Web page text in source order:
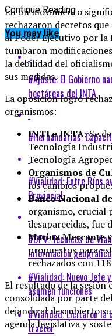
En un movimiento
rechazaron decretos
al Poder Ejecutivo por la
tumbaron
la debilidad del
sus medidas.
La oposición logró
organismos:
INTI e INTA: Se
Tecnología
Tecnología
Organismos de
los cambios
Banco Nacional
organismo, crucial
desaparecidas, fue
Marina Mercante
propuestos para
rechazados con
El resultado de la sesión
consolidada por parte
dejando al descubierto
agenda legislativa y
Continue Reading
You may like
#Ajuste: El Gobierno
hectáreas del INTA
#Hernandarias:
#Vialidad: Entre Ríos
Provincial
#DPV: Técnicos de
información geográfico
#Vialidad: Nuevo Jefe
asumen funciones
#Vialidad: Licitaron la
tractor